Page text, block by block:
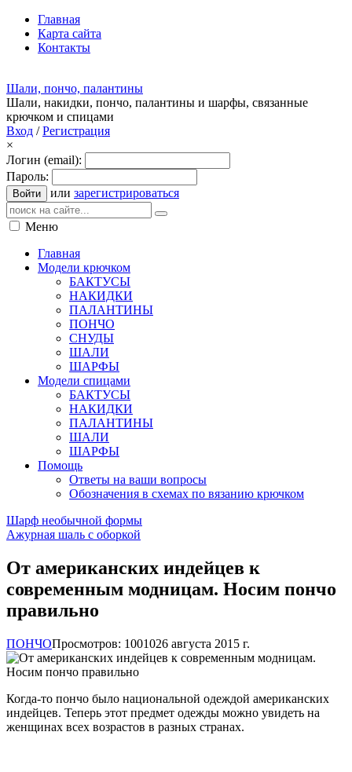
Главная
Карта сайта
Контакты
Шали, пончо, палантины
Шали, накидки, пончо, палантины и шарфы, связанные
крючком и спицами
Вход /Регистрация
×
Логин (email):
Пароль:
Войти или зарегистрироваться
Меню
Главная
Модели крючком
БАКТУСЫ
НАКИДКИ
ПАЛАНТИНЫ
ПОНЧО
СНУДЫ
ШАЛИ
ШАРФЫ
Модели спицами
БАКТУСЫ
НАКИДКИ
ПАЛАНТИНЫ
ШАЛИ
ШАРФЫ
Помощь
Ответы на ваши вопросы
Обозначения в схемах по вязанию крючком
Шарф необычной формы
Ажурная шаль с оборкой
От американских индейцев к
современным модницам. Носим пончо
правильно
ПОНЧОПросмотров: 1001026 августа 2015 г.
Когда-то пончо было национальной одеждой американских
индейцев. Теперь этот предмет одежды можно увидеть на
женщинах всех возрастов в разных странах.